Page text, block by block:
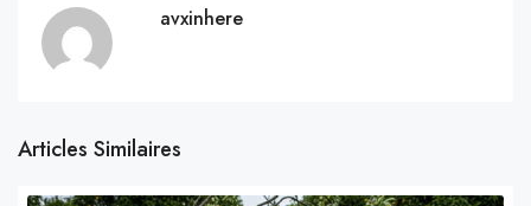
avxinhere
Articles Similaires